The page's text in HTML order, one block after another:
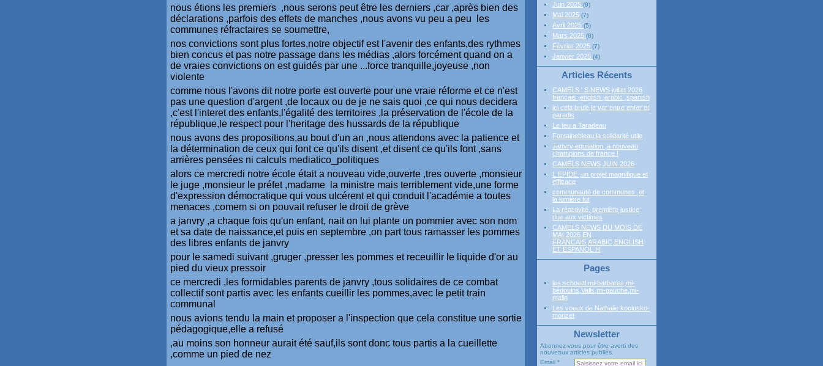
nous étions les premiers ,nous serons peut être les derniers ,car ,après bien des
déclarations ,parfois des effets de manches ,nous avons vu peu a peu les
communes réfractaires se soumettre,
nos convictions sont plus fortes,notre objectif est l'avenir des enfants,des rythmes
bien concus et pas notre passage dans les médias ,alors forcément quand on a
de vraies convictions on est guidés par une ...force tranquille,joyeuse ,non
violente
comme nous l'avons dit notre porte est ouverte pour une vraie réforme et ce n'est
pas une question d'argent ,de locaux ou de je ne sais quoi ,ce qui nous decidera
,c'est l'interet des enfants,l'égalité des territoires ,la préservation de l'école de la
république,le respect pour l'heritage des hussards de la république
nous avons des propositions,au bout d'un an ,nous attendons avec la patience et
la détermination de ceux qui font ce qu'ils disent ,et disent ce qu'ils font ,sans
arrières pensées ni calculs mediatico_politiques
alors ce mercredi notre école était a nouveau vide,ouverte ,tres ouverte ,monsieur
le juge ,monsieur le préfet ,madame la ministre mais terriblement vide,une forme
d'expression démocratique qui vous ulcérent et qui conduit l'académie a toutes
menaces ,comem si on pouvait refuser le droit de grève
a janvry ,a chaque fois qu'un enfant, nait on lui plante un pommier avec son nom
et sa date de naissance,et puis en septembre ,on part tous ramasser les pommes
des libres enfants de janvry
pour le samedi suivant ,gruger ,presser les pommes et receuillir le liquide d'or au
pied du vieux pressoir
ce mercredi ,les formidables parents de janvry ,tous solidaires de ce combat
collectif sont partis avec les enfants cueillir les pommes,avec le petit train
communal
nous avions tendu la main et proposer a l'inspection que cela constitue une sortie
pédagogique,elle a refusé
,au moins son honneur aurait été sauf,ils sont donc tous partis a la cueillette
,comme un pied de nez
Juin 2025 (9)
Mai 2025 (7)
Avril 2025 (5)
Mars 2025 (8)
Février 2025 (7)
Janvier 2025 (4)
Articles Récents
CAMELS ' S NEWS juillet 2026
francais ,english ,arabic ,spanish
ici cela brule,le var entre enfer et
paradis
Le feu a Taradeau
Fontainebleau,la solidarité utile
Janvry equitation ,a nouveau
champions de france !
CAMELS NEWS JUIN 2026
L EPIDE ,un projet magnifique et
efficace
communauté de communes ,et
la lumière fut
La réactivité, première justice
due aux victimes
CAMELS NEWS DU MOIS DE
MAI 2026 EN
FRANCAIS,ARABIC,ENGLISH
ET ESPANOL H
Pages
les schoettl mi-barbares,mi-
bédouins,Valls,mi-gauche,mi-
malin
Les voeux de Nathalie kociusko-
morizet
Newsletter
Abonnez-vous pour être averti des
nouveaux articles publiés.
Email